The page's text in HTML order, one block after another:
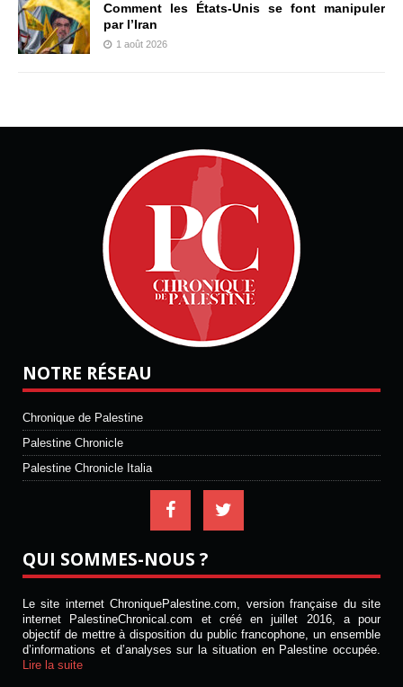
Comment les États-Unis se font manipuler
par l’Iran
1 août 2026
NOTRE RÉSEAU
Chronique de Palestine
Palestine Chronicle
Palestine Chronicle Italia
QUI SOMMES-NOUS ?
Le site internet ChroniquePalestine.com, version française du site
internet PalestineChronical.com et créé en juillet 2016, a pour
objectif de mettre à disposition du public francophone, un ensemble
d’informations et d’analyses sur la situation en Palestine occupée.
Lire la suite